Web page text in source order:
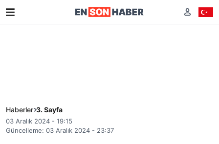
Haberler 3. Sayfa
03 Aralık 2024 - 19:15
Güncelleme: 03 Aralık 2024 - 23:37